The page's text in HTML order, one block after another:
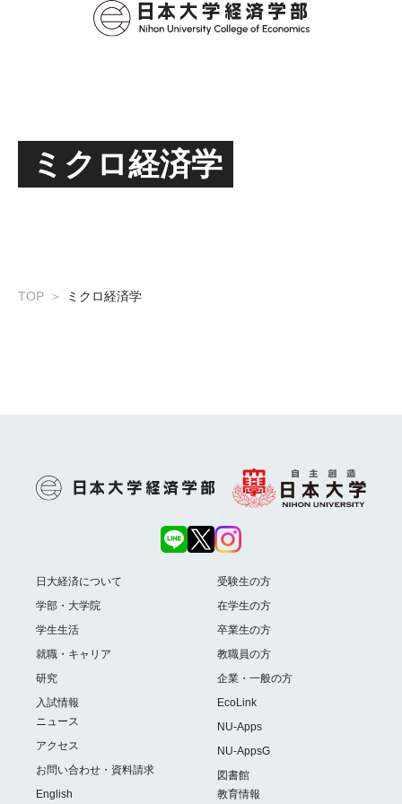
ミクロ経済学
TOP ミクロ経済学
日大経済について
学部・大学院
学生生活
就職・キャリア
研究
入試情報
ニュース
アクセス
お問い合わせ・資料請求
English
受験生の方
在学生の方
卒業生の方
教職員の方
企業・一般の方
EcoLink
NU-Apps
NU-AppsG
図書館
教育情報